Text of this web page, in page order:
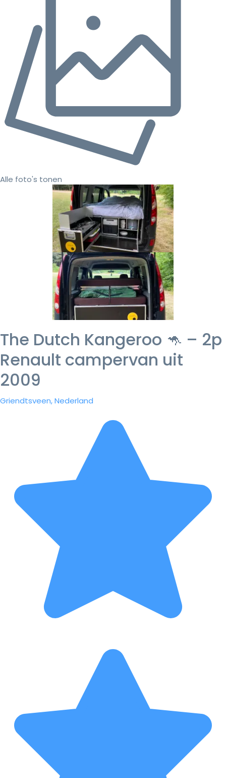
Alle foto's tonen
The Dutch Kangeroo 🦘 – 2p
Renault campervan uit
2009
Griendtsveen, Nederland